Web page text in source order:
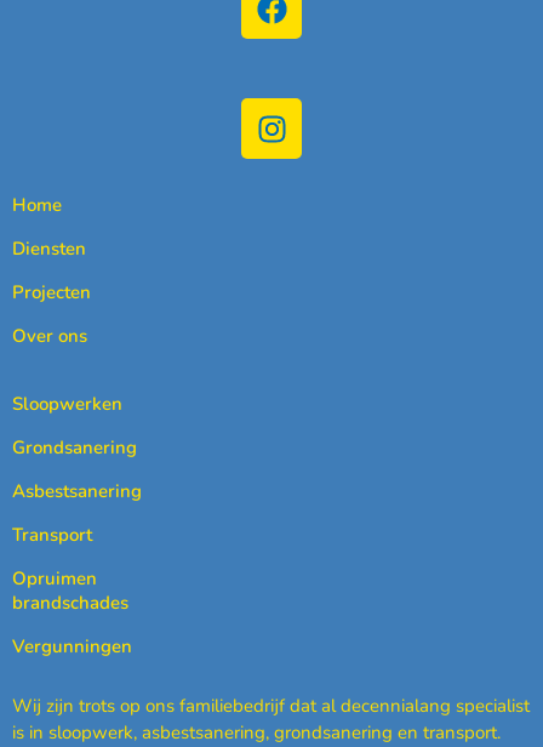
Home
Diensten
Projecten
Over ons
Sloopwerken
Grondsanering
Asbestsanering
Transport
Opruimen
brandschades
Vergunningen
Wij zijn trots op ons familiebedrijf dat al decennialang specialist
is in sloopwerk, asbestsanering, grondsanering en transport.